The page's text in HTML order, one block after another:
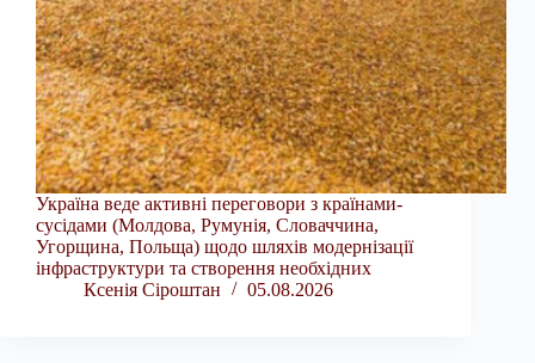
Україна веде активні переговори з країнами-
сусідами (Молдова, Румунія, Словаччина,
Угорщина, Польща) щодо шляхів модернізації
інфраструктури та створення необхідних
Ксенія Сіроштан
05.08.2026